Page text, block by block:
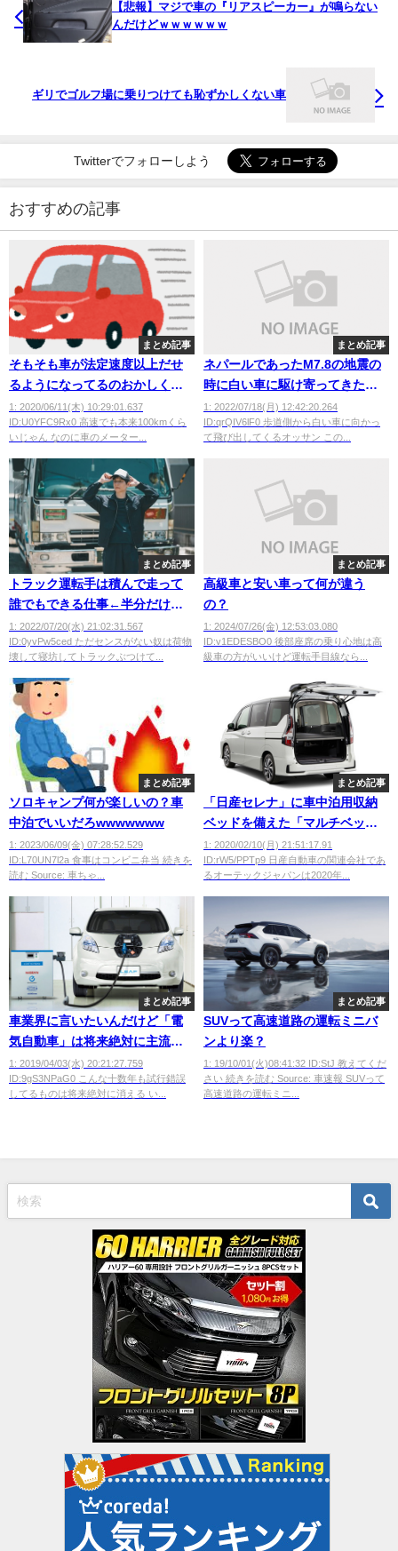
【悲報】マジで車の『リアスピーカー』が鳴らない
んだけどｗｗｗｗｗｗ
ギリでゴルフ場に乗りつけても恥ずかしくない車
Twitterでフォローしよう
おすすめの記事
まとめ記事
そもそも車が法定速度以上だせ
るようになってるのおかしく
ね？
1: 2020/06/11(木) 10:29:01.637
ID:U0YFC9Rx0 高速でも本来100kmくら
いじゃん なのに車のメーター...
まとめ記事
ネパールであったM7.8の地震の
時に白い車に駆け寄ってきたオ
ッサンの行動の意味がわかる奴
ちょっと来てくれｗｗｗｗｗｗ
ｗｗｗｗｗｗｗｗ
1: 2022/07/18(月) 12:42:20.264
ID:qrQIV6lF0 歩道側から白い車に向かっ
て飛び出してくるオッサン この...
まとめ記事
トラック運転手は積んで走って
誰でもできる仕事←半分だけ合
ってるｗｗｗｗｗ
1: 2022/07/20(水) 21:02:31.567
ID:0yvPw5ced ただセンスがない奴は荷物
壊して寝坊してトラックぶつけて...
まとめ記事
高級車と安い車って何が違う
の？
1: 2024/07/26(金) 12:53:03.080
ID:v1EDESBO0 後部座席の乗り心地は高
級車の方がいいけど運転手目線なら...
まとめ記事
ソロキャンプ何が楽しいの？車
中泊でいいだろwwwwwww
1: 2023/06/09(金) 07:28:52.529
ID:L70UN7l2a 食事はコンビニ弁当 続きを
読む Source: 車ちゃ...
まとめ記事
「日産セレナ」に車中泊用収納
ベッドを備えた「マルチベッ
ド」が登場
1: 2020/02/10(月) 21:51:17.91
ID:rW5/PPTp9 日産自動車の関連会社であ
るオーテックジャパンは2020年...
まとめ記事
車業界に言いたいんだけど「電
気自動車」は将来絶対に主流に
ならないから今のうちに手を切
った方が良いよ
1: 2019/04/03(水) 20:21:27.759
ID:9gS3NPaG0 こんな十数年も試行錯誤
してるものは将来絶対に消える い...
まとめ記事
SUVって高速道路の運転ミニバ
ンより楽？
1: 19/10/01(火)08:41:32 ID:StJ 教えてくだ
さい 続きを読む Source: 車速報 SUVって
高速道路の運転ミニ...